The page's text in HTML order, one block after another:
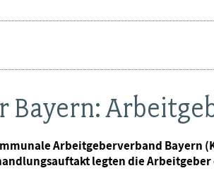
Arbeitgeberverband
legten die